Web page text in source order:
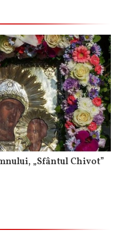
„Sfântul Chivot”